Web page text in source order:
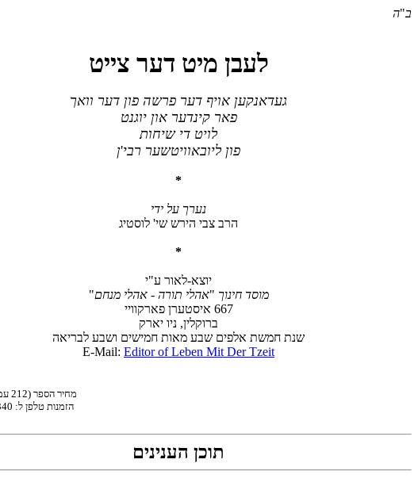
ה"ב
טייצ רעד טימ ןבעל
ךאוו רעד ןופ השרפ רעד ףיוא ןעקנאדעג
טנגוי ןוא רעדניק ראפ
תוחיש יד טיול
ן'יבר רעשטיוואבויל ןופ
*
ידי לע ךרענ
גיטסול 'יש שריה יבצ ברה
*
י"ע רואל-אצוי
"םחנמ ילהא - הרות ילהא" ךוניח דסומ
ייווקראפ ןרעטסיא 667
קראי וינ ,ןילקורב
האירבל עבשו םישימח תואמ עבש םיפלא תשמח תנש
E-Mail: Editor of Leben Mit Der Tzeit
.0012) רפסה ריחמ
:ל ןפלט תונמזה
םינינעה ןכות